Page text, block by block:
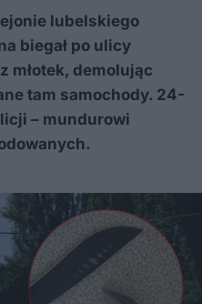
lubelskiego
biegał po ulicy
młotek, demolując
tam samochody. 24-
– mundurowi